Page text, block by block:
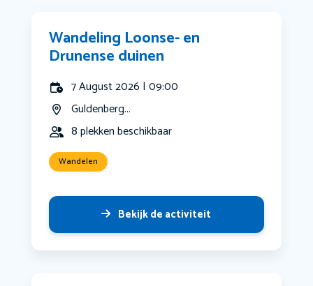
Wandeling Loonse- en
Drunense duinen
7 August 2026 | 09:00
Guldenberg...
8 plekken beschikbaar
Wandelen
Bekijk de activiteit